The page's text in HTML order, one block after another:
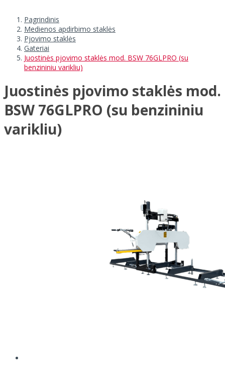
Pagrindinis
Medienos apdirbimo staklės
Pjovimo staklės
Gateriai
Juostinės pjovimo staklės mod. BSW 76GLPRO (su
benzininiu varikliu)
Juostinės pjovimo staklės mod.
BSW 76GLPRO (su benzininiu
varikliu)